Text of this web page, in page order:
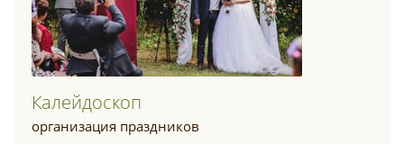
Калейдоскоп
организация праздников